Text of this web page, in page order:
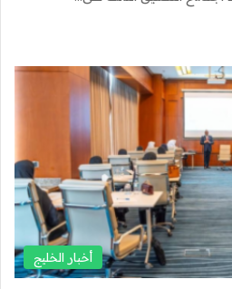
أخبار الخليج